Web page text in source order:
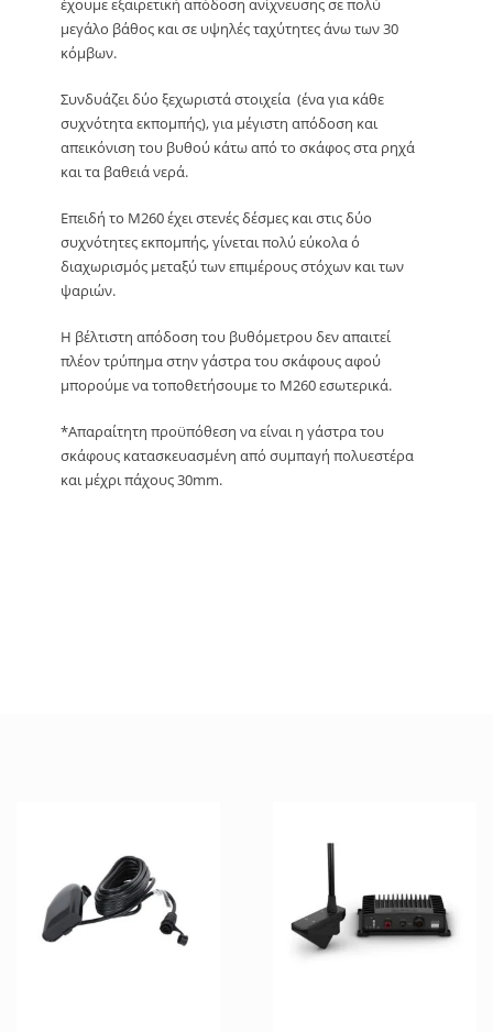
έχουμε εξαιρετική απόδοση ανίχνευσης σε πολύ
μεγάλο βάθος και σε υψηλές ταχύτητες άνω των 30
κόμβων.
Συνδυάζει δύο ξεχωριστά στοιχεία (ένα για κάθε
συχνότητα εκπομπής), για μέγιστη απόδοση και
απεικόνιση του βυθού κάτω από το σκάφος στα ρηχά
και τα βαθειά νερά.
Επειδή το M260 έχει στενές δέσμες και στις δύο
συχνότητες εκπομπής, γίνεται πολύ εύκολα ό
διαχωρισμός μεταξύ των επιμέρους στόχων και των
ψαριών.
Η βέλτιστη απόδοση του βυθόμετρου δεν απαιτεί
πλέον τρύπημα στην γάστρα του σκάφους αφού
μπορούμε να τοποθετήσουμε το M260 εσωτερικά.
*Απαραίτητη προϋπόθεση να είναι η γάστρα του
σκάφους κατασκευασμένη από συμπαγή πολυεστέρα
και μέχρι πάχους 30mm.